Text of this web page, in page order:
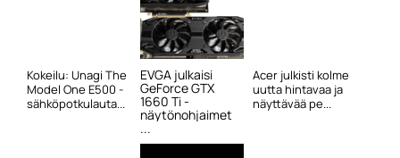
Kokeilu: Unagi The
Model One E500 -
sähköpotkulauta...
EVGA julkaisi
GeForce GTX
1660 Ti -
näytönohjaimet
...
Acer julkisti kolme
uutta hintavaa ja
näyttävää pe...